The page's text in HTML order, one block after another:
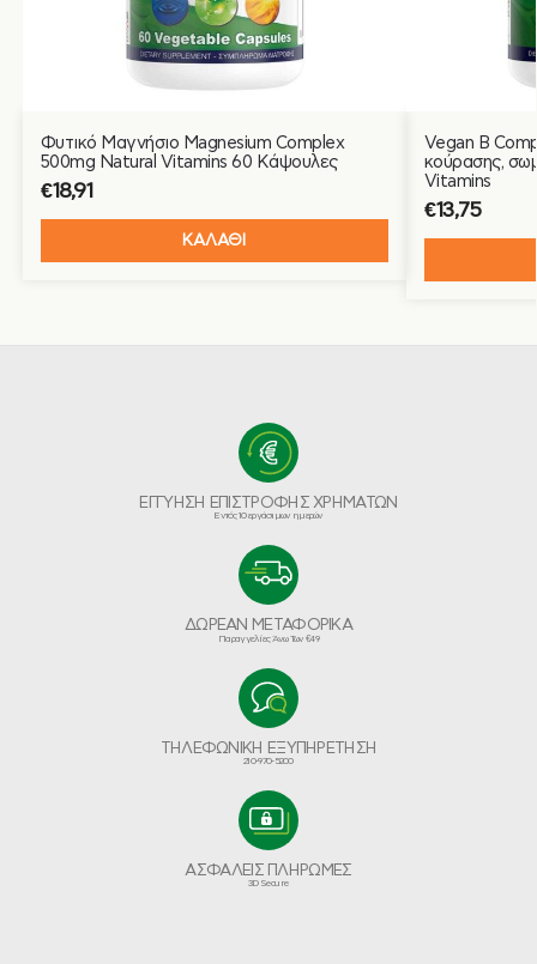
Φυτικό Μαγνήσιο Magnesium Complex
500mg Natural Vitamins 60 Κάψουλες
€18,91
ΚΑΛΑΘΙ
Vegan B
κούρασης,
Vitamins
€13,75
ΕΓΓΥΗΣΗ ΕΠΙΣΤΡΟΦΗΣ ΧΡΗΜΑΤΩΝ
Εντός 10 εργάσιμων ημερών
ΔΩΡΕΑΝ ΜΕΤΑΦΟΡΙΚΑ
Παραγγελίες Άνω Των €49
ΤΗΛΕΦΩΝΙΚΗ ΕΞΥΠΗΡΕΤΗΣΗ
210-970-5200
ΑΣΦΑΛΕΙΣ ΠΛΗΡΩΜΕΣ
3D Secure